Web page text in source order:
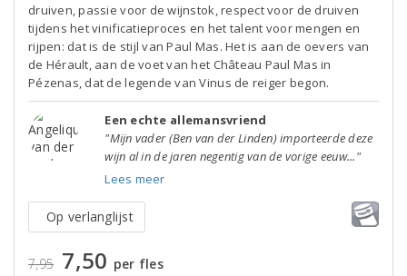
druiven, passie voor de wijnstok, respect voor de druiven
tijdens het vinificatieproces en het talent voor mengen en
rijpen: dat is de stijl van Paul Mas. Het is aan de oevers van
de Hérault, aan de voet van het Château Paul Mas in
Pézenas, dat de legende van Vinus de reiger begon.
Een echte allemansvriend
"Mijn vader (Ben van der Linden) importeerde deze
wijn al in de jaren negentig van de vorige eeuw..."
Lees meer
Op verlanglijst
7,95 7,50 per fles